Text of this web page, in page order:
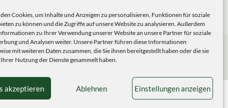
Cookies, um Inhalte und Anzeigen zu personalisieren, Funktionen für soziale
zu können und die Zugriffe auf unsere Website zu analysieren. Außerdem
zu Ihrer Verwendung unserer Website an unsere Partner für soziale
und Analysen weiter. Unsere Partner führen diese Informationen
mit weiteren Daten zusammen, die Sie ihnen bereitgestellt haben oder die sie
Nutzung der Dienste gesammelt haben.
akzeptieren Ablehnen Einstellungen anzeigen